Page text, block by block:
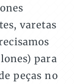
varetas
para
peças no